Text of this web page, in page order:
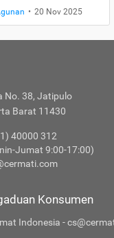
• 20 Nov 2025
No. 38, Jatipulo
Barat 11430
40000 312
Jumat 9:00-17:00)
Konsumen
Indonesia -